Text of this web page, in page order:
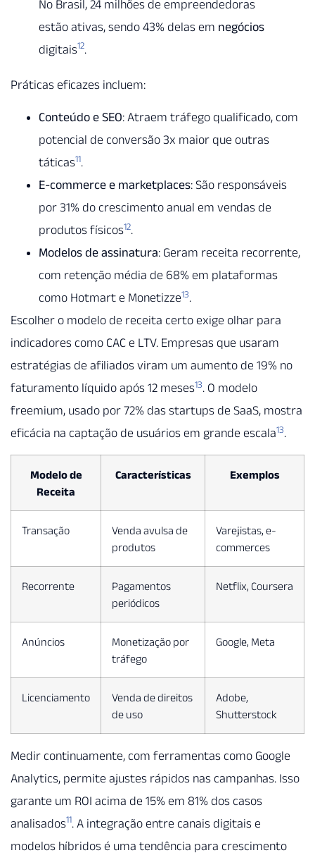
No Brasil, 24 milhões de empreendedoras
estão ativas, sendo 43% delas em negócios
digitais12.
Práticas eficazes incluem:
Conteúdo e SEO: Atraem tráfego qualificado, com
potencial de conversão 3x maior que outras
táticas11.
E-commerce e marketplaces: São responsáveis
por 31% do crescimento anual em vendas de
produtos físicos12.
Modelos de assinatura: Geram receita recorrente,
com retenção média de 68% em plataformas
como Hotmart e Monetizze13.
Escolher o modelo de receita certo exige olhar para
indicadores como CAC e LTV. Empresas que usaram
estratégias de afiliados viram um aumento de 19% no
faturamento líquido após 12 meses13. O modelo
freemium, usado por 72% das startups de SaaS, mostra
eficácia na captação de usuários em grande escala13.
Modelo de
Receita
Características Exemplos
Transação
Venda avulsa de
produtos
Varejistas, e-
commerces
Recorrente
Pagamentos
periódicos
Netflix, Coursera
Anúncios
Monetização por
tráfego
Google, Meta
Licenciamento
Venda de direitos
de uso
Adobe,
Shutterstock
Medir continuamente, com ferramentas como Google
Analytics, permite ajustes rápidos nas campanhas. Isso
garante um ROI acima de 15% em 81% dos casos
analisados11. A integração entre canais digitais e
modelos híbridos é uma tendência para crescimento